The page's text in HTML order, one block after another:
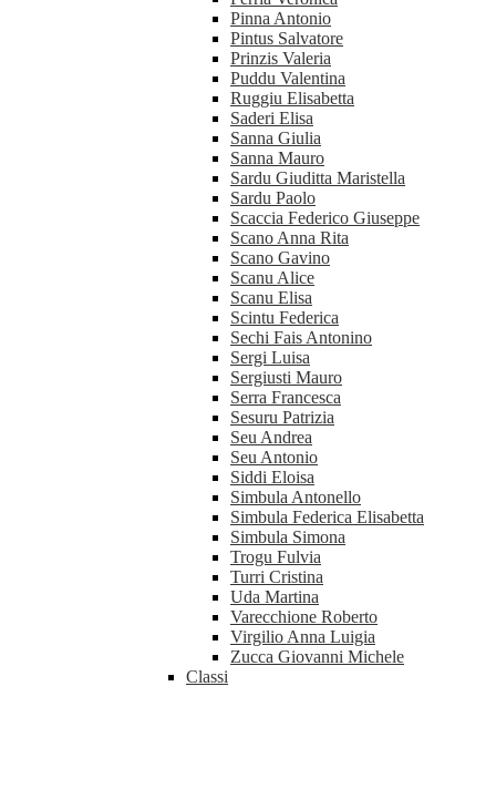
Pinna Antonio
Pintus Salvatore
Prinzis Valeria
Puddu Valentina
Ruggiu Elisabetta
Saderi Elisa
Sanna Giulia
Sanna Mauro
Sardu Giuditta Maristella
Sardu Paolo
Scaccia Federico Giuseppe
Scano Anna Rita
Scano Gavino
Scanu Alice
Scanu Elisa
Scintu Federica
Sechi Fais Antonino
Sergi Luisa
Sergiusti Mauro
Serra Francesca
Sesuru Patrizia
Seu Andrea
Seu Antonio
Siddi Eloisa
Simbula Antonello
Simbula Federica Elisabetta
Simbula Simona
Trogu Fulvia
Turri Cristina
Uda Martina
Varecchione Roberto
Virgilio Anna Luigia
Zucca Giovanni Michele
Classi